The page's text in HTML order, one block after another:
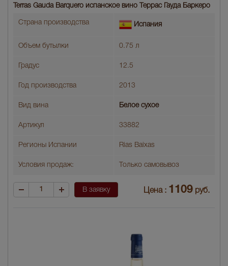
Terras Gauda Barquero испанское вино Террас Гауда Баркеро
Страна производства Испания
Объем бутылки 0.75 л
Градус 12.5
Год производства 2013
Вид вина Белое сухое
Артикул 33882
Регионы Испании Rias Baixas
Условия продаж: Только самовывоз
В заявку Цена : 1109 руб.